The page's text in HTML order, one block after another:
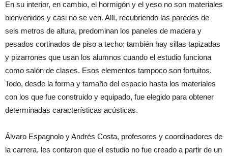
En su interior, en cambio, el hormigón y el yeso no son materiales
bienvenidos y casi no se ven. Allí, recubriendo las paredes de
seis metros de altura, predominan los paneles de madera y
pesados cortinados de piso a techo; también hay sillas tapizadas
y pizarrones que usan los alumnos cuando el estudio funciona
como salón de clases. Esos elementos tampoco son fortuitos.
Todo, desde la forma y tamaño del espacio hasta los materiales
con los que fue construido y equipado, fue elegido para obtener
determinadas características acústicas.
Álvaro Espagnolo y Andrés Costa, profesores y coordinadores de
la carrera, les contaron que el estudio no fue creado a partir de un